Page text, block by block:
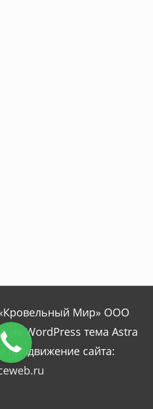
Мир» ООО
на WordPress тема Astra
продвижение сайта: